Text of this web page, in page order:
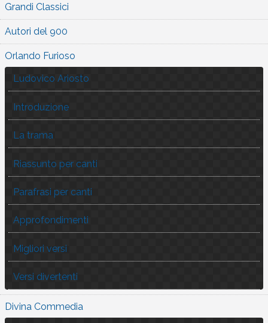
Grandi Classici
Autori del 900
Orlando Furioso
Ludovico Ariosto
Introduzione
La trama
Riassunto per canti
Parafrasi per canti
Approfondimenti
Migliori versi
Versi divertenti
Divina Commedia